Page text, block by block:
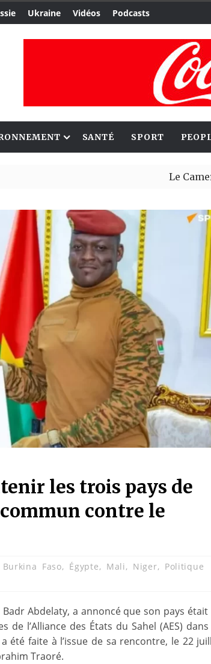
Ukraine Vidéos Podcasts
SANTÉ SPORT
Le Cameroun et
les trois pays de
contre le
Burkina Faso, Égypte, Mali, Niger, Politique
Abdelaty, a annoncé que son pays
l’Alliance des États du Sahel (AES)
faite à l’issue de sa rencontre, le 22
Traoré.